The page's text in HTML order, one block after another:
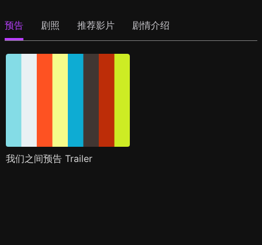
预告 剧照 推荐影片 剧情介绍
我们之间预告 Trailer